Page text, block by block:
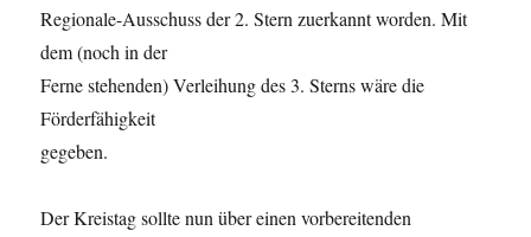
Regionale-Ausschuss der 2. Stern zuerkannt worden. Mit
dem (noch in der
Ferne stehenden) Verleihung des 3. Sterns wäre die
Förderfähigkeit
gegeben.
Der Kreistag sollte nun über einen vorbereitenden